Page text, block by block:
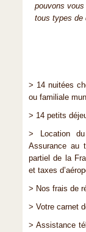
pouvons
tous types de
> 14 nuitées
ou familiale
> 14 petits
> Location
Assurance au
partiel de la
et taxes
> Nos frais de
> Votre carnet
> Assistance